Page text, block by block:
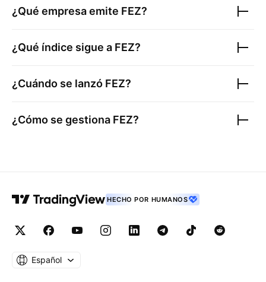
¿Qué empresa emite FEZ?
¿Qué índice sigue a FEZ?
¿Cuándo se lanzó FEZ?
¿Cómo se gestiona FEZ?
HECHO POR HUMANOS
Español